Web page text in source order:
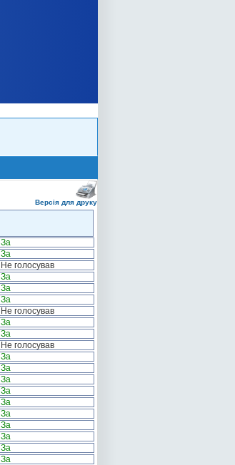
Версія для друку
За
За
Не голосував
За
За
За
Не голосував
За
За
Не голосував
За
За
За
За
За
За
За
За
За
За